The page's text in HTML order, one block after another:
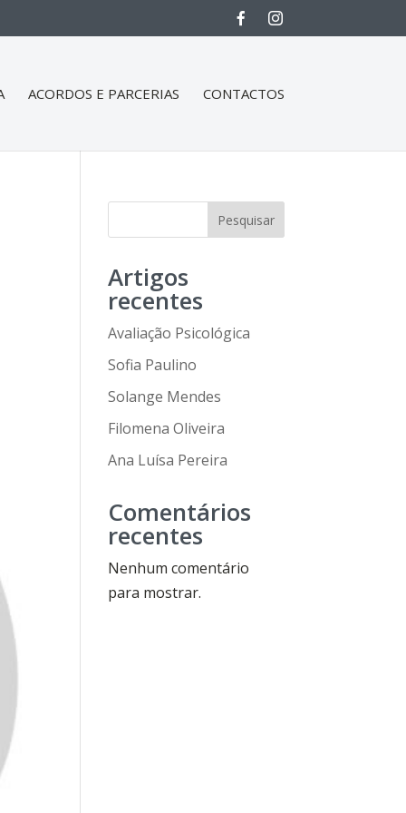
ACORDOS E PARCERIAS CONTACTOS
Pesquisar
Artigos
recentes
Avaliação Psicológica
Sofia Paulino
Solange Mendes
Filomena Oliveira
Ana Luísa Pereira
Comentários
recentes
Nenhum comentário
para mostrar.